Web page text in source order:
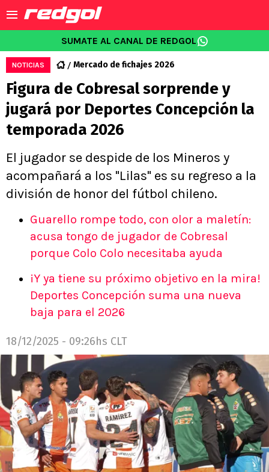
SUMATE AL CANAL DE REDGOL
NOTICIAS Mercado de fichajes 2026
Figura de Cobresal sorprende y
jugará por Deportes Concepción la
temporada 2026
El jugador se despide de los Mineros y
acompañará a los "Lilas" es su regreso a la
división de honor del fútbol chileno.
Guarello rompe todo, con olor a maletín:
acusa tongo de jugador de Cobresal
porque Colo Colo necesitaba ayuda
¡Y ya tiene su próximo objetivo en la mira!
Deportes Concepción suma una nueva
baja para el 2026
18/12/2025 - 09:26hs CLT